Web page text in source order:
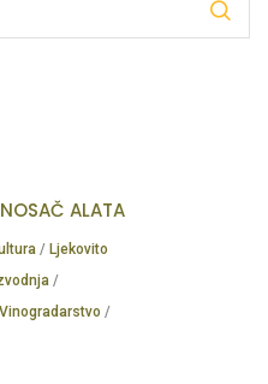
ALATA
/ Ljekovito
/
Vinogradarstvo /